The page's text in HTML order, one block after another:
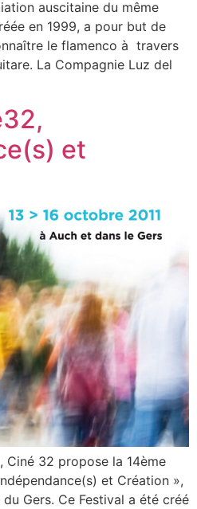
auscitaine du même
en 1999, a pour but de
le flamenco à travers
La Compagnie Luz del
et
Ciné 32 propose la 14ème
et Création »,
Gers. Ce Festival a été créé